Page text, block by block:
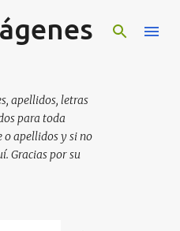
principal
apellidos, letras
para toda
o apellidos y si no
Gracias por su